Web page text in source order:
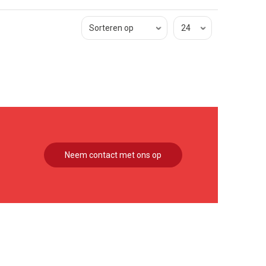
Neem contact met ons op